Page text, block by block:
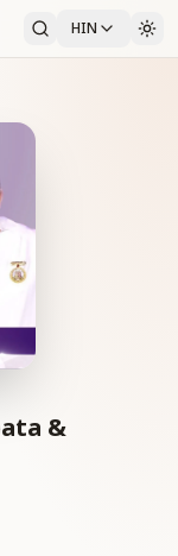
HIN
&